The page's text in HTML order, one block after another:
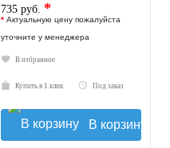
735 руб. *
* Актуальную цену пожалуйста
уточните у менеджера
В избранное
Купить в 1 клик Под заказ
В корзину